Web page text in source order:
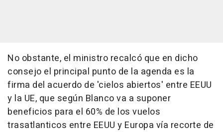
No obstante, el ministro recalcó que en dicho
consejo el principal punto de la agenda es la
firma del acuerdo de 'cielos abiertos' entre EEUU
y la UE, que según Blanco va a suponer
beneficios para el 60% de los vuelos
trasatlanticos entre EEUU y Europa vía recorte de